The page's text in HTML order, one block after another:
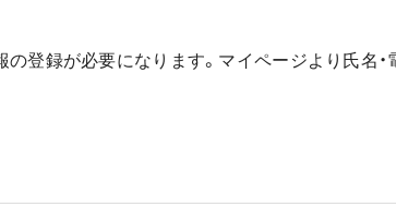
登録が必要になります。マイページより氏名